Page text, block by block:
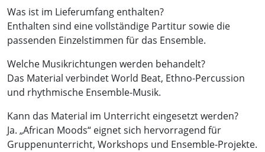
Was ist im Lieferumfang enthalten?
Enthalten sind eine vollständige Partitur sowie die
passenden Einzelstimmen für das Ensemble.
Welche Musikrichtungen werden behandelt?
Das Material verbindet World Beat, Ethno-Percussion
und rhythmische Ensemble-Musik.
Kann das Material im Unterricht eingesetzt werden?
Ja. „African Moods“ eignet sich hervorragend für
Gruppenunterricht, Workshops und Ensemble-Projekte.